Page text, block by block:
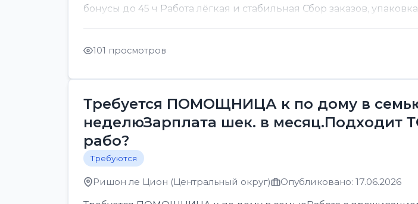
бонусы до 45 ч Работа лёгкая и стабильная Сбор заказов,
101 просмотров
Требуется ПОМОЩНИЦА к по дому в
неделюЗарплата шек. в
рабо?
Требуются
Ришон ле Цион (Центральный округ) Опубликовано: 17.06.2026